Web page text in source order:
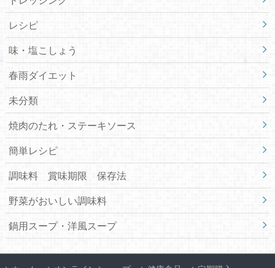
レシピ
味・塩こしょう
春雨ダイエット
未分類
焼肉のたれ・ステーキソース
簡単レシピ
調味料 賞味期限 保存法
野菜がおいしい調味料
鍋用スープ・洋風スープ